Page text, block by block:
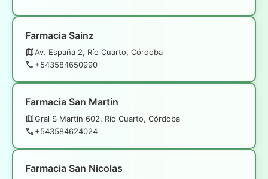
Farmacia Sainz
Av. España 2, Río Cuarto, Córdoba
+543584650990
Farmacia San Martin
Gral S Martín 602, Río Cuarto, Córdoba
+543584624024
Farmacia San Nicolas